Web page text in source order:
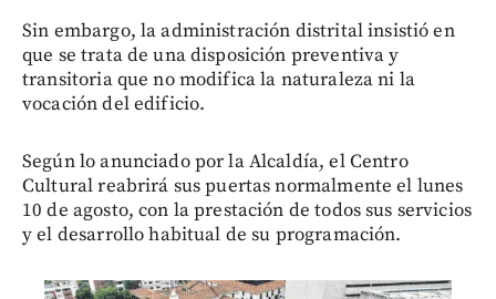
Sin embargo, la administración distrital insistió en
que se trata de una disposición preventiva y
transitoria que no modifica la naturaleza ni la
vocación del edificio.
Según lo anunciado por la Alcaldía, el Centro
Cultural reabrirá sus puertas normalmente el lunes
10 de agosto, con la prestación de todos sus servicios
y el desarrollo habitual de su programación.